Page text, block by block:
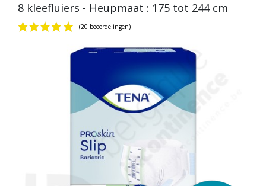
8 kleefluiers - Heupmaat : 175 tot 244 cm